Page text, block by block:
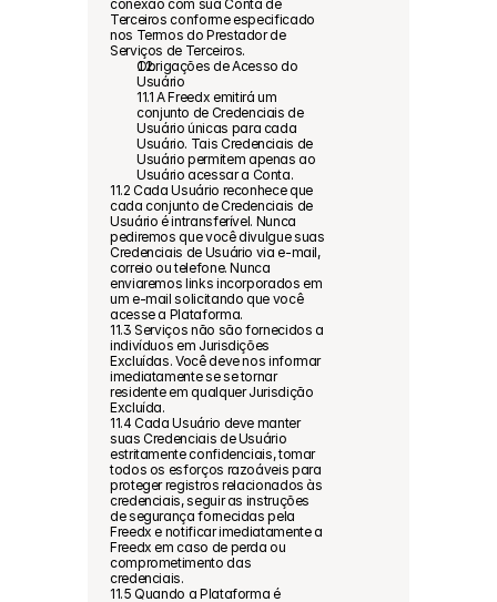
conexão com sua Conta de
Terceiros conforme especificado
nos Termos do Prestador de
Serviços de Terceiros.
Obrigações de Acesso do
Usuário
11.1 A Freedx emitirá um
conjunto de Credenciais de
Usuário únicas para cada
Usuário. Tais Credenciais de
Usuário permitem apenas ao
Usuário acessar a Conta.
11.2 Cada Usuário reconhece que
cada conjunto de Credenciais de
Usuário é intransferível. Nunca
pediremos que você divulgue suas
Credenciais de Usuário via e-mail,
correio ou telefone. Nunca
enviaremos links incorporados em
um e-mail solicitando que você
acesse a Plataforma.
11.3 Serviços não são fornecidos a
indivíduos em Jurisdições
Excluídas. Você deve nos informar
imediatamente se se tornar
residente em qualquer Jurisdição
Excluída.
11.4 Cada Usuário deve manter
suas Credenciais de Usuário
estritamente confidenciais, tomar
todos os esforços razoáveis para
proteger registros relacionados às
credenciais, seguir as instruções
de segurança fornecidas pela
Freedx e notificar imediatamente a
Freedx em caso de perda ou
comprometimento das
credenciais.
11.5 Quando a Plataforma é